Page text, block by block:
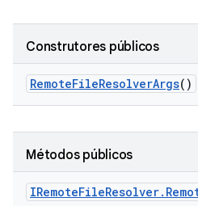
Construtores públicos
RemoteFileResolverArgs()
Métodos públicos
IRemoteFileResolver.